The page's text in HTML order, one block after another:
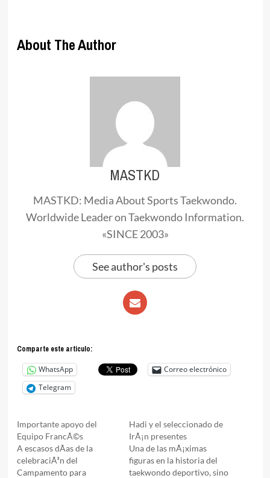
About The Author
MASTKD
MASTKD: Media About Sports Taekwondo.
Worldwide Leader on Taekwondo Information.
«SINCE 2003»
See author's posts
Comparte este articulo:
WhatsApp
Correo electrónico
Telegram
Importante apoyo del
Equipo FrancÃ©s
A escasos dÃ­as de la
celebraciÃ³n del
Campamento para
Hadi y el seleccionado de
IrÃ¡n presentes
Una de las mÃ¡ximas
figuras en la historia del
taekwondo deportivo, sino